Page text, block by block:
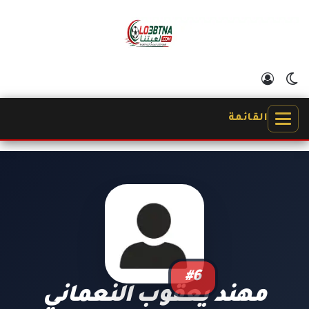
الوضع المظلم
القائمة
#6
مهند يعقوب النعماني